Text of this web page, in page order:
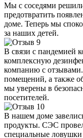
Мы с соседями
предотвратить
доме. Теперь мы
за наших детей.
В связи с пандемией
комплексную
компанию с
помещений, а также
мы уверены в
посетителей.
В нашем доме
продукты. СЭС
специальные